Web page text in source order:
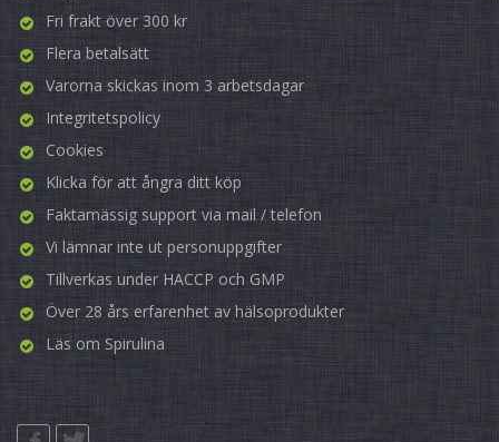
Fri frakt över 300 kr
Flera betalsätt
Varorna skickas inom 3 arbetsdagar
Integritetspolicy
Cookies
Klicka för att ångra ditt köp
Faktamässig support via mail / telefon
Vi lämnar inte ut personuppgifter
Tillverkas under HACCP och GMP
Över 28 års erfarenhet av hälsoprodukter
Läs omSpirulina